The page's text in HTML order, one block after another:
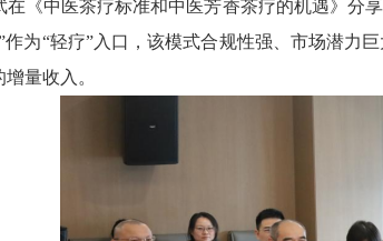
《中医茶疗标准和中医芳香茶疗的机遇》分
为“轻疗”入口，该模式合规性强、市场潜
量收入。